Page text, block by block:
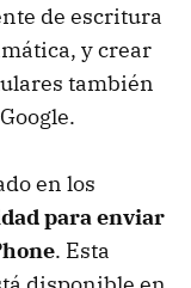
de escritura
y crear
también
en los
para enviar
. Esta